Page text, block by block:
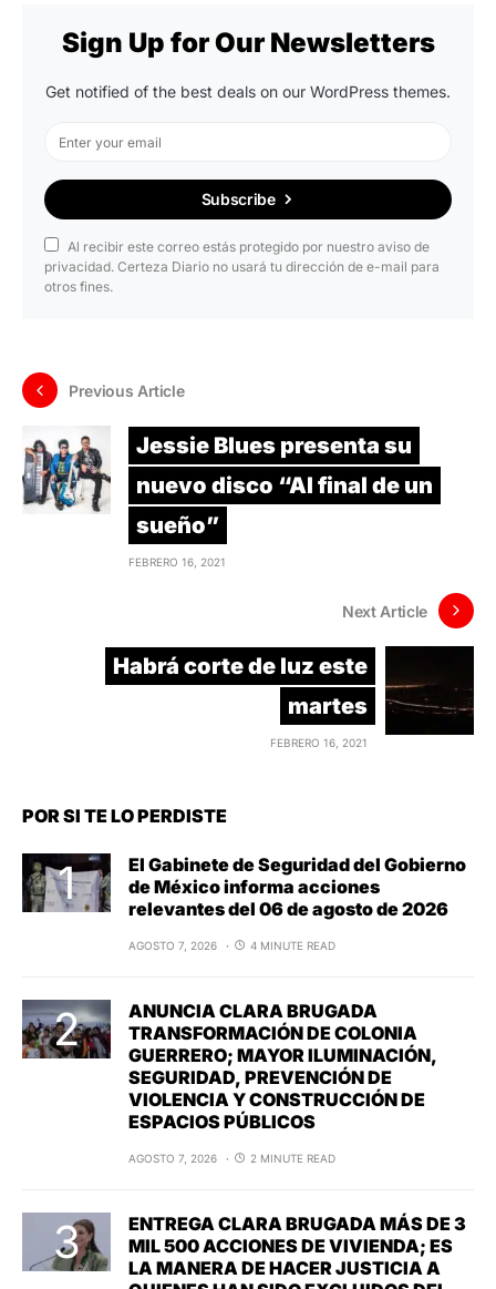
Sign Up for Our Newsletters
Get notified of the best deals on our WordPress themes.
Subscribe
Al recibir este correo estás protegido por nuestro aviso de
privacidad. Certeza Diario no usará tu dirección de e-mail para
otros fines.
Previous Article
Jessie Blues presenta su
nuevo disco “Al final de un
sueño”
FEBRERO 16, 2021
Next Article
Habrá corte de luz este
martes
FEBRERO 16, 2021
POR SI TE LO PERDISTE
El Gabinete de Seguridad del Gobierno
de México informa acciones
relevantes del 06 de agosto de 2026
AGOSTO 7, 2026 4 MINUTE READ
ANUNCIA CLARA BRUGADA
TRANSFORMACIÓN DE COLONIA
GUERRERO; MAYOR ILUMINACIÓN,
SEGURIDAD, PREVENCIÓN DE
VIOLENCIA Y CONSTRUCCIÓN DE
ESPACIOS PÚBLICOS
AGOSTO 7, 2026 2 MINUTE READ
ENTREGA CLARA BRUGADA MÁS DE 3
MIL 500 ACCIONES DE VIVIENDA; ES
LA MANERA DE HACER JUSTICIA A